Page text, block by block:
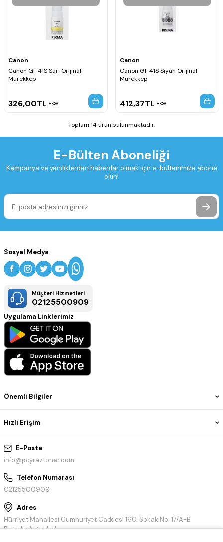
Canon
Canon GI-41S Sarı Orijinal
Mürekkep
326,00TL KDV
Canon
Canon GI-41S Siyah Orijinal
Mürekkep
412,37TL KDV
Toplam 14 ürün bulunmaktadır.
E-Bülten Aboneliği
Kampanya ve yeniliklerden haberdar olmak için e-bültenimize abone
olun!
E-Posta
info@poyraztoner.com
Telefon Numarası
02125500909
Adres
Hürriyet Mahallesi Cumhuriyet Caddesi 160. Sokak No: 17/A-B
Bağcılar/İstanbul
Önemli Bilgiler
Hızlı Erişim
Sosyal Medya
Müşteri Hizmetleri
02125500909
Uygulama Linklerimiz